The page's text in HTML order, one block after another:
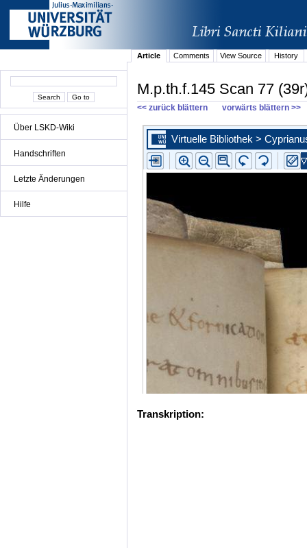
Über LSKD-Wiki
Handschriften
Letzte Änderungen
Hilfe
Article Comments View Source History
M.p.th.f.145 Scan 77
<< zurück blättern vorwärts blättern >>
Transkription: